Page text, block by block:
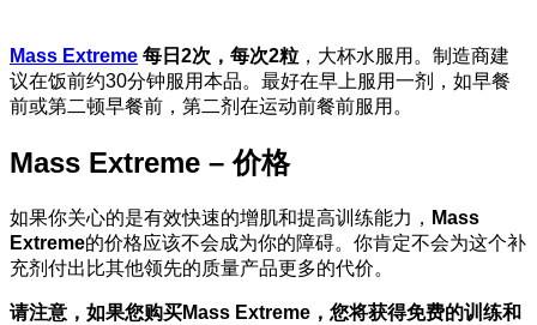
Mass Extreme 每日2次，每次2粒 ，大杯水服用。制造商建
议在饭前约30分钟服用本品。最好在早上服用一剂，如早餐
前或第二顿早餐前，第二剂在运动前餐前服用。
Mass Extreme – 价格
如果你关心的是有效快速的增肌和提高训练能力， Mass
Extreme的价格应该不会成为你的障碍。你肯定不会为这个补
充剂付出比其他领先的质量产品更多的代价。
请注意，如果您购买Mass Extreme，您将获得免费的训练和